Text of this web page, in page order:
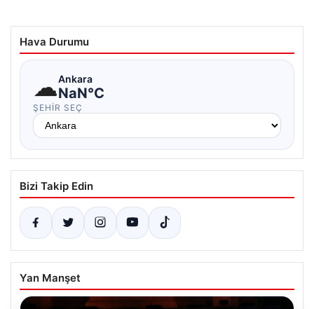
Hava Durumu
☁Ankara
NaN°C
ŞEHIR SEÇ
Bizi Takip Edin
Yan Manşet